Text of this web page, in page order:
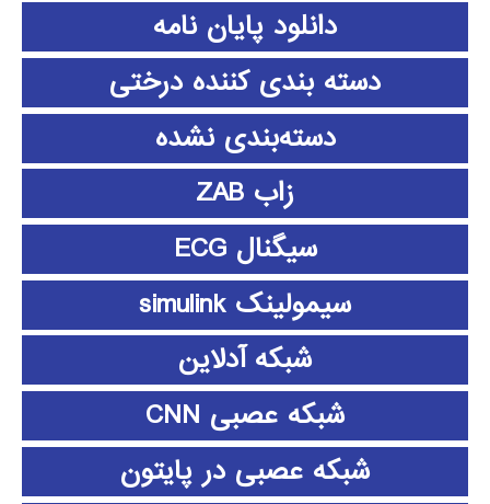
دانلود پايان نامه
دسته بندی کننده درختی
دسته‌بندی نشده
زاب ZAB
سیگنال ECG
سیمولینک simulink
شبکه آدلاین
شبکه عصبی CNN
شبکه عصبی در پایتون